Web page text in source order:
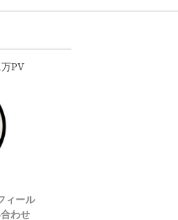
PV
ィール
わせ